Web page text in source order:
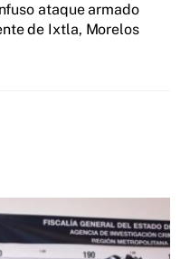
ataque armado
de Ixtla, Morelos